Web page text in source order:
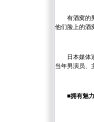
有酒窝的
他们脸上的酒
日本媒体
当年男演员、
■拥有魅